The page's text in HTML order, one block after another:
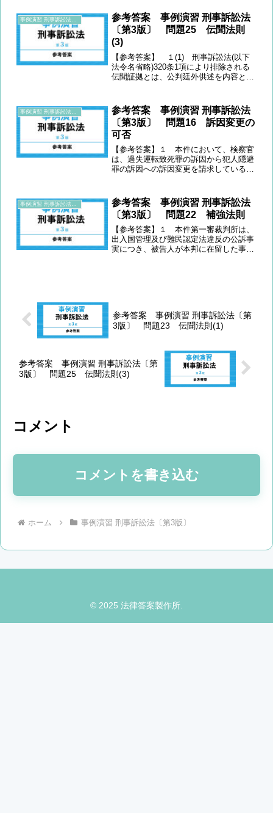
に際して、警察官ＫはＺに対し、事前に
捜索差押許可状を呈示し...
参考答案 事例演習 刑事訴訟法
〔第3版〕 問題25 伝聞法則
(3)
【参考答案】 １(1) 刑事訴訟法(以下
法令名省略)320条1項により排除される
伝聞証拠とは、公判廷外供述を内容とす
は、公判期日外の甲の供述を録取した書
面であり、検察官の...
参考答案 事例演習 刑事訴訟法
〔第3版〕 問題16 訴因変更の
可否
【参考答案】１ 本件において、検察官
は、過失運転致死罪の訴因から犯人隠避
罪の訴因への訴因変更を請求している。
きは、公訴事実の同一性を害しない限度
において、……訴因」...
参考答案 事例演習 刑事訴訟法
〔第3版〕 問題22 補強法則
【参考答案】１ 本件第一審裁判所は、
出入国管理及び難民認定法違反の公訴事
実につき、被告人が本邦に在留した事実
参考答案 事例演習 刑事訴訟法〔第
3版〕 問題23 伝聞法則(1)
参考答案 事例演習 刑事訴訟法〔第
3版〕 問題25 伝聞法則(3)
コメント
コメントを書き込む
ホーム 事例演習 刑事訴訟法〔第3版〕
© 2025 法律答案製作所.